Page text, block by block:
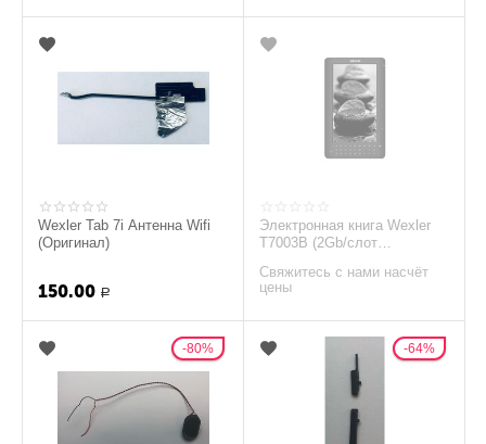
Wexler Tab 7i Антенна Wifi
(Оригинал)
150.00 Р
Электронная книга Wexler
T7003B (2Gb/слот
Свяжитесь с нами насчёт
цены
80% 64%